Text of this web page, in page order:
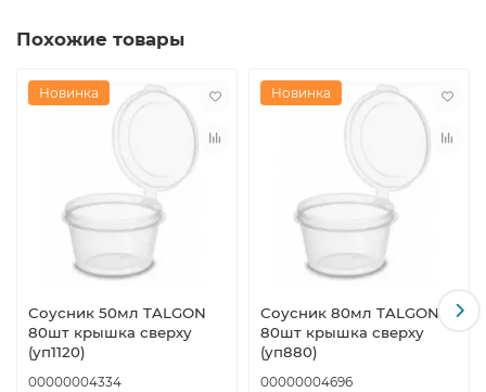
Похожие товары
Новинка
Соусник 50мл TALGON
80шт крышка сверху
(уп1120)
00000004334
Новинка
Соусник 80мл TALGON
80шт крышка сверху
(уп880)
00000004696